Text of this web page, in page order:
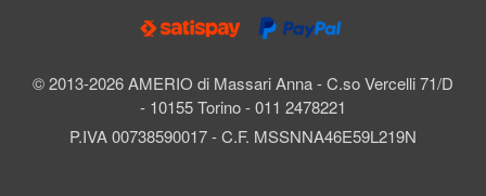
© 2013-2026 AMERIO di Massari Anna - C.so Vercelli 71/D
- 10155 Torino - 011 2478221
P.IVA 00738590017 - C.F. MSSNNA46E59L219N